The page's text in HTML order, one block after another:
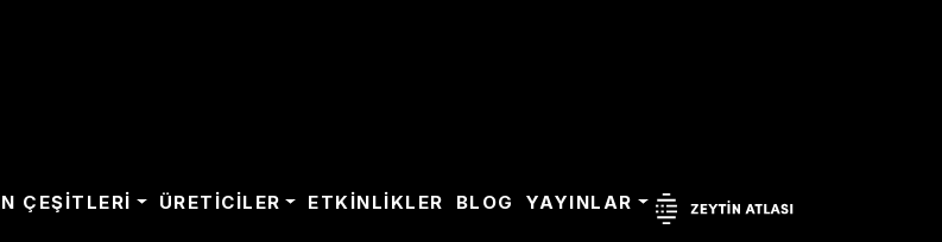
ÇEŞITLERI ÜRETICILER ETKINLIKLER BLOG YAYINLAR
ZEYTIN
ATLASI